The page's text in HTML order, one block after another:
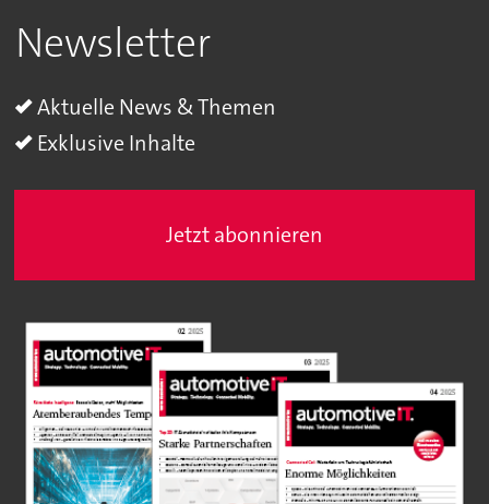
Newsletter
Aktuelle News & Themen
Exklusive Inhalte
Jetzt abonnieren